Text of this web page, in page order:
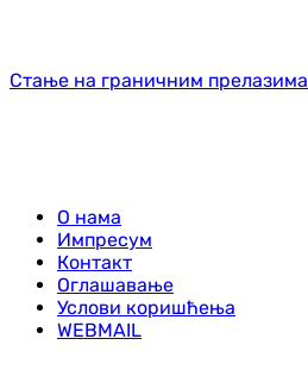
Стање на граничним прелазима
О нама
Импресум
Контакт
Оглашавање
Услови коришћења
WEBMAIL